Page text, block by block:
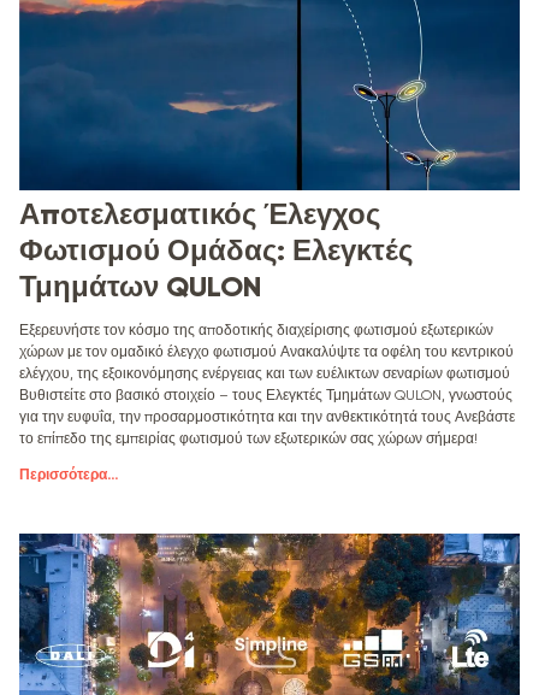
Αποτελεσματικός Έλεγχος
Φωτισμού Ομάδας: Ελεγκτές
Τμημάτων QULON
Εξερευνήστε τον κόσμο της αποδοτικής διαχείρισης φωτισμού εξωτερικών
χώρων με τον ομαδικό έλεγχο φωτισμού Ανακαλύψτε τα οφέλη του κεντρικού
ελέγχου, της εξοικονόμησης ενέργειας και των ευέλικτων σεναρίων φωτισμού
Βυθιστείτε στο βασικό στοιχείο – τους Ελεγκτές Τμημάτων QULON, γνωστούς
για την ευφυΐα, την προσαρμοστικότητα και την ανθεκτικότητά τους Ανεβάστε
το επίπεδο της εμπειρίας φωτισμού των εξωτερικών σας χώρων σήμερα!
Περισσότερα...